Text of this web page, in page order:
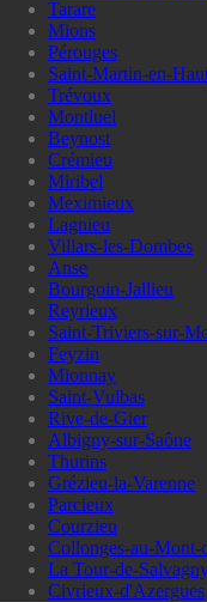
Tarare
Mions
Pérouges
Saint-Martin-en-
Trévoux
Montluel
Beynost
Crémieu
Miribel
Meximieux
Lagnieu
Villars-les-Dombes
Anse
Bourgoin-Jallieu
Reyrieux
Saint-Triviers-sur-
Feyzin
Mionnay
Saint-Vulbas
Rive-de-Gier
Albigny-sur-Saône
Thurins
Grézieu-la-Varenne
Parcieux
Courzieu
Collonges-au-Mont-
La Tour-de-
Civrieux-d'Azergues